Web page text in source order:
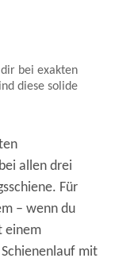
bei exakten
diese solide
allen drei
Für
– wenn du
einem
mit